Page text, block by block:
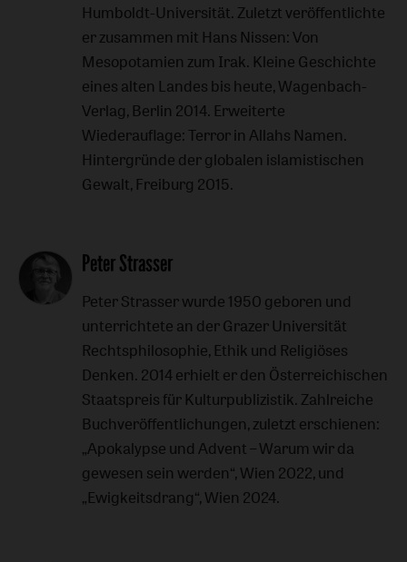
Humboldt-Universität. Zuletzt veröffentlichte
er zusammen mit Hans Nissen: Von
Mesopotamien zum Irak. Kleine Geschichte
eines alten Landes bis heute, Wagenbach-
Verlag, Berlin 2014. Erweiterte
Wiederauflage: Terror in Allahs Namen.
Hintergründe der globalen islamistischen
Gewalt, Freiburg 2015.
Peter Strasser
Peter Strasser wurde 1950 geboren und
unterrichtete an der Grazer Universität
Rechtsphilosophie, Ethik und Religiöses
Denken. 2014 erhielt er den Österreichischen
Staatspreis für Kulturpublizistik. Zahlreiche
Buchveröffentlichungen, zuletzt erschienen:
„Apokalypse und Advent – Warum wir da
gewesen sein werden“, Wien 2022, und
„Ewigkeitsdrang“, Wien 2024.